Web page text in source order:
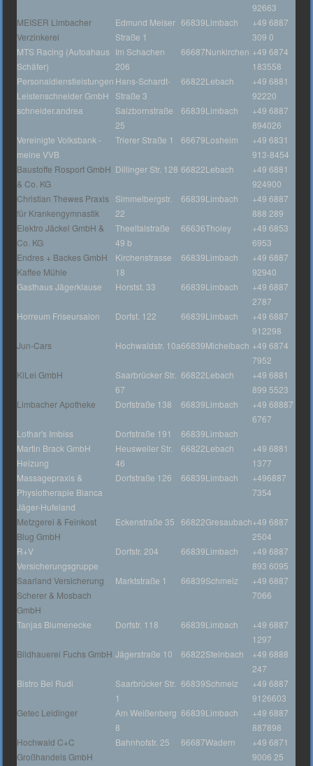
92663
MEISER Limbacher
Verzinkerei
Edmund Meiser
Straße 1
66839Limbach
+49 6887
309 0
MTS Racing (Autoahaus
Schäfer)
Im Schachen
206
66687Nunkirchen +49 6874
183558
Personaldienstleistungen
Leistenschneider GmbH
Hans-Schardt-
Straße 3
66822Lebach
+49 6881
92220
schneider.andrea
Salzbornstraße
25
66839Limbach
+49 6887
894026
Vereinigte Volksbank -
meine VVB
Trierer Straße 1 66679Losheim
+49 6831
913-8454
Baustoffe Rosport GmbH
& Co. KG
Dillinger Str. 128 66822Lebach
+49 6881
924900
Christian Thewes Praxis
für Krankengymnastik
Simmelbergstr.
22
66839Limbach
+49 6887
888 289
Elektro Jäckel GmbH &
Co. KG
Theeltalstraße
49 b
66636Tholey
+49 6853
6953
Endres + Backes GmbH
Kaffee Mühle
Kirchenstrasse
18
66839Limbach
+49 6887
92940
Gasthaus Jägerklause
Horstst. 33 66839Limbach
+49 6887
2787
Horreum Friseursalon
Dorfst. 122 66839Limbach
+49 6887
912298
Jun-Cars
Hochwaldstr. 10a66839Michelbach +49 6874
7952
KiLei GmbH
Saarbrücker Str.
67
66822Lebach
+49 6881
899 5523
Limbacher Apotheke
Dorfstraße 138 66839Limbach
+49 68887
6767
Lothar's Imbiss
Dorfstraße 191 66839Limbach
Martin Brack GmbH
Heizung
Heusweiler Str.
46
66822Lebach
+49 6881
1377
Massagepraxis &
Physiotherapie Bianca
Jäger-Hufeland
Dorfstraße 126 66839Limbach
+496887
7354
Metzgerei & Feinkost
Blug GmbH
Eckenstraße 35 66822Gresaubach+49 6887
2504
R+V
Versicherungsgruppe
Dorfstr. 204 66839Limbach
+49 6887
893 6095
Saarland Versicherung
Scherer & Mosbach
GmbH
Marktstraße 1 66839Schmelz
+49 6887
7066
Tanjas Blumenecke Dorfstr. 118 66839Limbach
+49 6887
1297
Bildhauerei Fuchs GmbH Jägerstraße 10 66822Steinbach
+49 6888
247
Bistro Bei Rudi
Saarbrücker Str.
1
66839Schmelz
+49 6887
9126603
Getec Leidinger
Am Weißenberg
8
66839Limbach
+49 6887
887898
Hochwald C+C
Großhandels GmbH
Bahnhofstr. 25 66687Wadern
+49 6871
9006 25